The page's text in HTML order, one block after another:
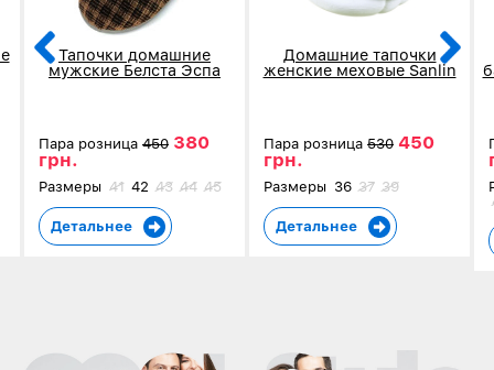
Тапочки домашние
мужские Белста Эспа
коричневые в клетку 4002
Пара розница 450 380
грн.
Размеры 41 42 43 44 45
Детальнее
Домашние тапочки
женские меховые Sanlin
Пара розница 530 450
грн.
Размеры 36 37 39
Детальнее